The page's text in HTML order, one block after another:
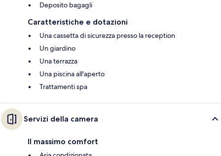
Deposito bagagli
Caratteristiche e dotazioni
Una cassetta di sicurezza presso la reception
Un giardino
Una terrazza
Una piscina all'aperto
Trattamenti spa
Servizi della camera
Il massimo comfort